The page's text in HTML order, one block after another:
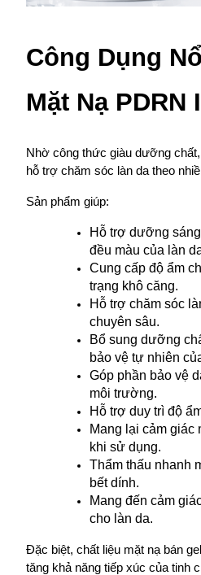
Công Dụng
Mặt Nạ PDRN
Nhờ công thức giàu dưỡng
hỗ trợ chăm sóc làn da theo
Sản phẩm giúp:
Hỗ trợ dưỡng
đều màu của làn
Cung cấp độ ẩm
trạng khô căng.
Hỗ trợ chăm sóc
chuyên sâu.
Bổ sung dưỡng
bảo vệ tự nhiên
Góp phần bảo vệ
môi trường.
Hỗ trợ duy trì độ
Mang lại cảm giác
khi sử dụng.
Thẩm thấu nhanh
bết dính.
Mang đến cảm
cho làn da.
Đặc biệt, chất liệu mặt nạ bán
tăng khả năng tiếp xúc của tinh